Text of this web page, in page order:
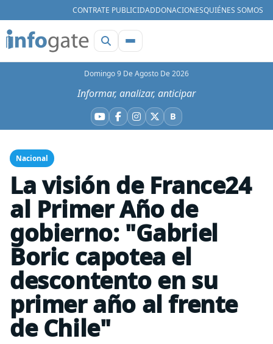
CONTRATE PUBLICIDADDONACIONESQUIÉNES SOMOS
Domingo 9 De Agosto De 2026
Informar, analizar, anticipar
YouTube
Facebook
Instagram
X BBluesky
Nacional
La visión de France24
al Primer Año de
gobierno: "Gabriel
Boric capotea el
descontento en su
primer año al frente
de Chile"